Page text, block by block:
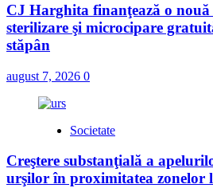
CJ Harghita finanţează o nouă
sterilizare şi microcipare
stăpân
august 7, 2026 0
Societate
Creştere substanţială a
urşilor în proximitatea zonelor